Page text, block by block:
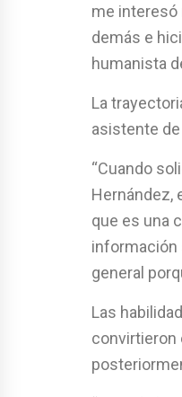
me interesó
demás e
humanista
La
asistente
“Cuando
Hernández,
que es una
información
general
Las
convirtieron